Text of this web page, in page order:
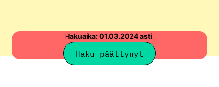
Hakuaika: 01.03.2024 asti.
Haku päättynyt